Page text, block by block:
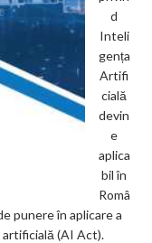
d
Inteli
gența
Artifi
cială
devin
e
aplica
bil în
Româ
punere în aplicare a
(AI Act).